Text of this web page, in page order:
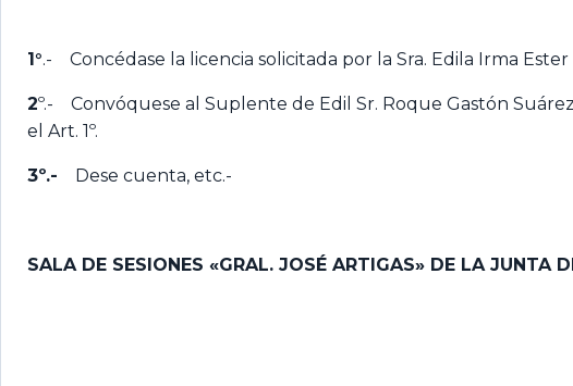
1°.- Concédase la licencia solicitada por la Sra. Edila Irma
2º.- Convóquese al Suplente de Edil Sr. Roque Gastón
el Art. 1º.
3º.- Dese cuenta, etc.-
SALA DE SESIONES «GRAL. JOSÉ ARTIGAS» DE LA JUNTA